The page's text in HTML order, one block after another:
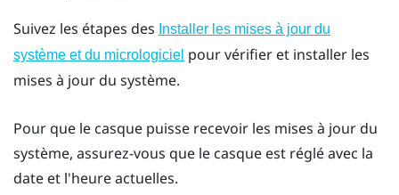
Suivez les étapes des Installer les mises à jour du
système et du micrologiciel pour vérifier et installer les
mises à jour du système.
Pour que le casque puisse recevoir les mises à jour du
système, assurez-vous que le casque est réglé avec la
date et l'heure actuelles.